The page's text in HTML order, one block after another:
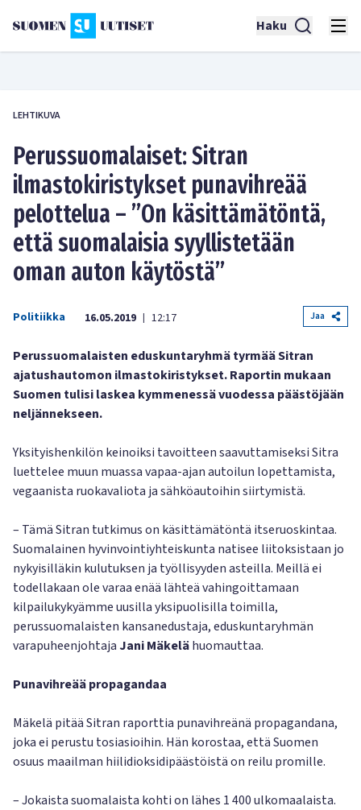
Haku
LEHTIKUVA
Perussuomalaiset: Sitran
ilmastokiristykset punavihreää
pelottelua – ”On käsittämätöntä,
että suomalaisia syyllistetään
oman auton käytöstä”
Politiikka 16.05.2019 | 12:17 Jaa
Perussuomalaisten eduskuntaryhmä tyrmää Sitran
ajatushautomon ilmastokiristykset. Raportin mukaan
Suomen tulisi laskea kymmenessä vuodessa päästöjään
neljännekseen.
Yksityishenkilön keinoiksi tavoitteen saavuttamiseksi Sitra
luettelee muun muassa vapaa-ajan autoilun lopettamista,
vegaanista ruokavaliota ja sähköautoihin siirtymistä.
– Tämä Sitran tutkimus on käsittämätöntä itseruoskintaa.
Suomalainen hyvinvointiyhteiskunta natisee liitoksistaan jo
nykyisilläkin kulutuksen ja työllisyyden asteilla. Meillä ei
todellakaan ole varaa enää lähteä vahingoittamaan
kilpailukykyämme uusilla yksipuolisilla toimilla,
perussuomalaisten kansanedustaja, eduskuntaryhmän
varapuheenjohtaja Jani Mäkelähuomauttaa.
Punavihreää propagandaa
Mäkelä pitää Sitran raporttia punavihreänä propagandana,
joka ei perustu tosiasioihin. Hän korostaa, että Suomen
osuus maailman hiilidioksidipäästöistä on reilu promille.
– Jokaista suomalaista kohti on lähes 1 400 ulkomaalaista.